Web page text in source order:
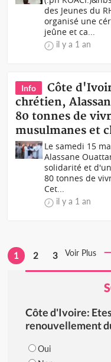
des Jeunes du
organisé une
jeûne et ca...
il y a 1 an
Info
Côte
chrétien,
80 tonnes de
musulmanes et
Le samedi 15
Alassane
solidarité et
80 tonnes de
Cet...
il y a 1 an
1 2 3 Voir Plus
Côte d'Ivoire:
renouvellement
Oui